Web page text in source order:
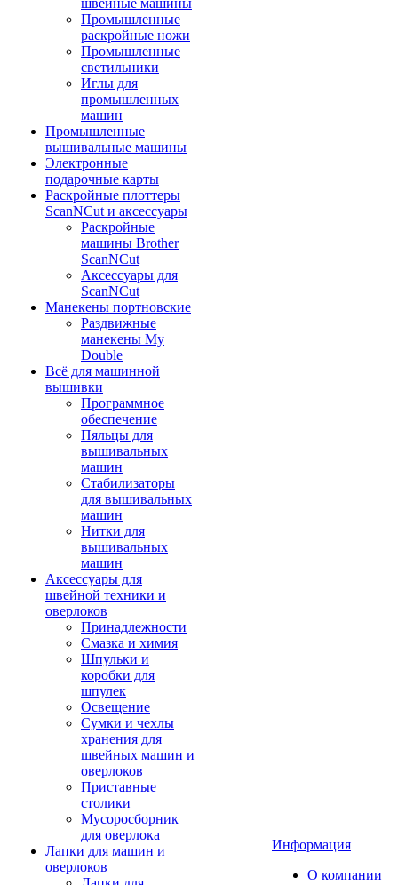
швейные машины
Промышленные
раскройные ножи
Промышленные
светильники
Иглы для
промышленных
машин
Промышленные
вышивальные машины
Электронные
подарочные карты
Раскройные плоттеры
ScanNCut и аксессуары
Раскройные
машины Brother
ScanNCut
Аксессуары для
ScanNCut
Манекены портновские
Раздвижные
манекены My
Double
Всё для машинной
вышивки
Программное
обеспечение
Пяльцы для
вышивальных
машин
Стабилизаторы
для вышивальных
машин
Нитки для
вышивальных
машин
Аксессуары для
швейной техники и
оверлоков
Принадлежности
Смазка и химия
Шпульки и
коробки для
шпулек
Освещение
Сумки и чехлы
хранения для
швейных машин и
оверлоков
Приставные
столики
Мусоросборник
для оверлока
Лапки для машин и
оверлоков
Информация
О компании